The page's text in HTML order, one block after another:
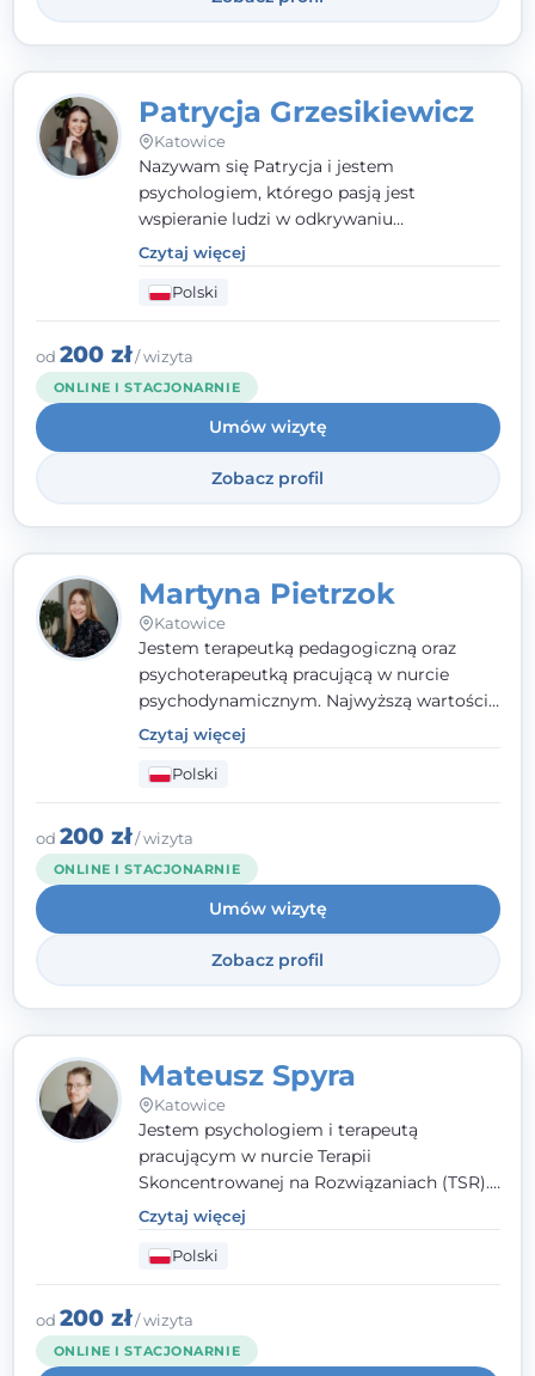
Patrycja Grzesikiewicz
Katowice
Nazywam się Patrycja i jestem
psychologiem, którego pasją jest
wspieranie ludzi w odkrywaniu
wewnętrznej siły i radzeniu sobie z
codziennymi trudnościami. Pracuję w
nurcie poznawczo-behawioralnym, oferując
indywidualne podejście pełne empatii,
zaufania i wsparcia. Jeśli masz za sobą
trudny czas, jestem tutaj dla Ciebie.
Czytaj więcej
Polski
od 200 zł/ wizyta
ONLINE I STACJONARNIE
Umów wizytę
Zobacz profil
Martyna Pietrzok
Katowice
Jestem terapeutką pedagogiczną oraz
psychoterapeutką pracującą w nurcie
psychodynamicznym. Najwyższą wartością
jest dla mnie bliska, pełna zrozumienia i
zaangażowania relacja z pacjentem. To
właśnie ta oparta na zaufaniu więź staje się
przestrzenią, w której można dotrzeć do
źródła trudności i spojrzeć na nie inaczej
niż dotąd.
Czytaj więcej
Polski
od 200 zł/ wizyta
ONLINE I STACJONARNIE
Umów wizytę
Zobacz profil
Mateusz Spyra
Katowice
Jestem psychologiem i terapeutą
pracującym w nurcie Terapii
Skoncentrowanej na Rozwiązaniach (TSR).
Towarzyszę młodzieży i dorosłym z
empatią, zrozumieniem i bez oceniania.
Daję przestrzeń do bycia sobą, bo wiem, że
w każdym człowieku jest coś wyjątkowego.
Czytaj więcej
Polski
od 200 zł/ wizyta
ONLINE I STACJONARNIE